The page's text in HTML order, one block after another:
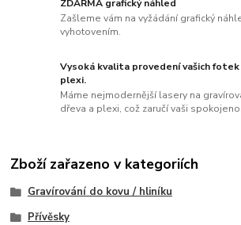
ZDARMA grafický náhled
Zašleme vám na vyžádání grafický
vyhotovením.
Vysoká kvalita provedení vašich
plexi.
Máme nejmodernější lasery na
dřeva a plexi, což zaručí vaši
Zboží zařazeno v kategoriích
Gravírování do kovu / hliníku
Přívěsky